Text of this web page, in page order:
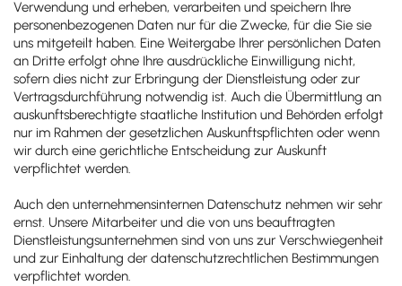
Verwendung und erheben, verarbeiten und speichern Ihre
personenbezogenen Daten nur für die Zwecke, für die Sie sie
uns mitgeteilt haben. Eine Weitergabe Ihrer persönlichen Daten
an Dritte erfolgt ohne Ihre ausdrückliche Einwilligung nicht,
sofern dies nicht zur Erbringung der Dienstleistung oder zur
Vertragsdurchführung notwendig ist. Auch die Übermittlung an
auskunftsberechtigte staatliche Institution und Behörden erfolgt
nur im Rahmen der gesetzlichen Auskunftspflichten oder wenn
wir durch eine gerichtliche Entscheidung zur Auskunft
verpflichtet werden.
Auch den unternehmensinternen Datenschutz nehmen wir sehr
ernst. Unsere Mitarbeiter und die von uns beauftragten
Dienstleistungsunternehmen sind von uns zur Verschwiegenheit
und zur Einhaltung der datenschutzrechtlichen Bestimmungen
verpflichtet worden.